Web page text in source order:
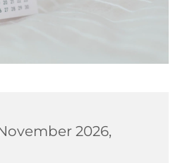
2026,